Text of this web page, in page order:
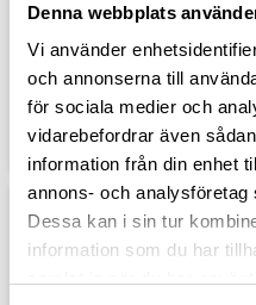
Denna webbplats
Vi använder
och annonserna till
för sociala medier och
vidarebefordrar även
information från din enhet
annons- och
Dessa kan i sin tur
information som du har
59,5 x 44,5 cm - Justerbart i två
1 195kr